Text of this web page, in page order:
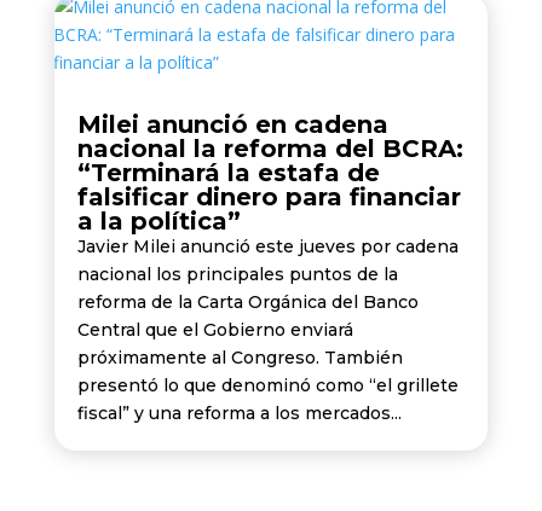
Milei anunció en cadena
nacional la reforma del BCRA:
“Terminará la estafa de
falsificar dinero para financiar
a la política”
Javier Milei anunció este jueves por cadena
nacional los principales puntos de la
reforma de la Carta Orgánica del Banco
Central que el Gobierno enviará
próximamente al Congreso. También
presentó lo que denominó como “el grillete
fiscal” y una reforma a los mercados...